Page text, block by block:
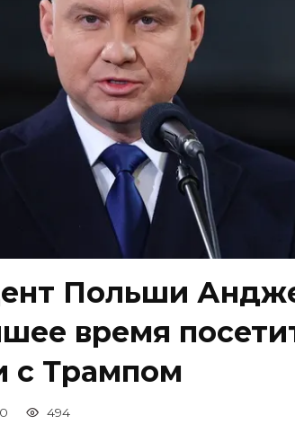
Польши
время
с Трампом
0 494